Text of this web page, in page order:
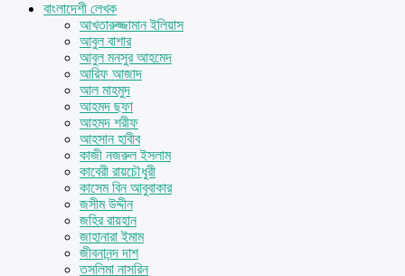
বাংলাদেশী লেখক
আখতারুজ্জামান ইলিয়াস
আবুল বাশার
আবুল মনসুর আহমেদ
আরিফ আজাদ
আল মাহমুদ
আহমদ ছফা
আহমদ শরীফ
আহসান হাবীব
কাজী নজরুল ইসলাম
কাবেরী রায়চৌধুরী
কাসেম বিন আবুবাকার
জসীম উদ্দীন
জহির রায়হান
জাহানারা ইমাম
জীবনানন্দ দাশ
তসলিমা নাসরিন